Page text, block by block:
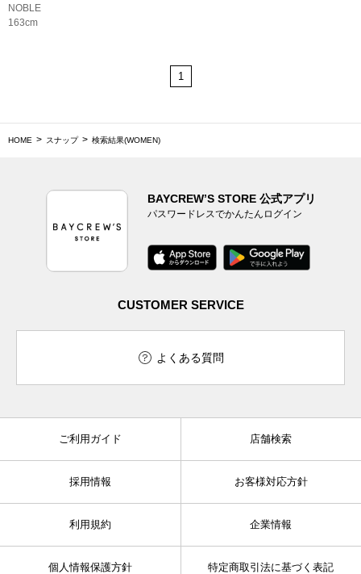
NOBLE
163cm
1
HOME スナップ 検索結果(WOMEN)
BAYCREW’S STORE 公式アプリ
パスワードレスでかんたんログイン
CUSTOMER SERVICE
よくある質問
ご利用ガイド 店舗検索
採用情報 お客様対応方針
利用規約 企業情報
個人情報保護方針 特定商取引法に基づく表記